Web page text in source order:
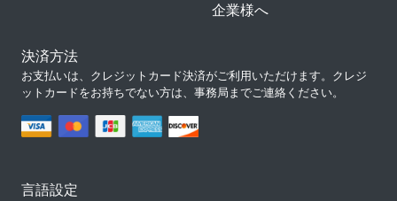
企業様へ
決済方法
お支払いは、クレジットカード決済がご利用いただけます。クレジ
ットカードをお持ちでない方は、事務局までご連絡ください。
言語設定